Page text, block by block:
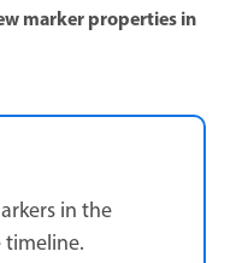
marker properties in
in the